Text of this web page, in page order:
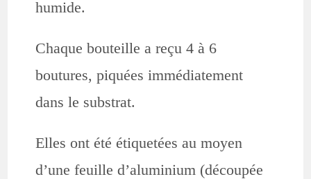
humide.
Chaque bouteille a reçu 4 à 6
boutures, piquées immédiatement
dans le substrat.
Elles ont été étiquetées au moyen
d’une feuille d’aluminium (découpée